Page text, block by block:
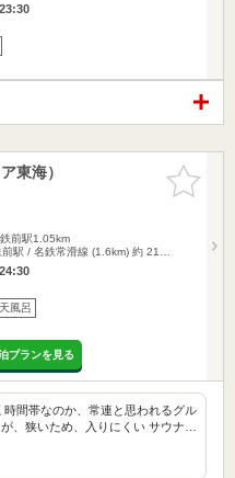
お気に入
りに追加
東海）
前駅1.05km
駅 / 名鉄常滑線 (1.6km) 約 21…
風呂
プランを見る
間帯なのか、常連と思われるグル
、狭いため、入りにくい サウナ…